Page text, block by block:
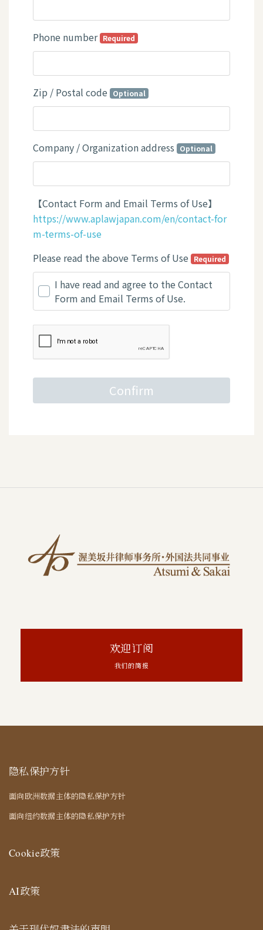
欢迎订阅
我们的简报
隐私保护方针
面向欧洲数据主体的隐私保护方针
面向纽约数据主体的隐私保护方针
Cookie政策
AI政策